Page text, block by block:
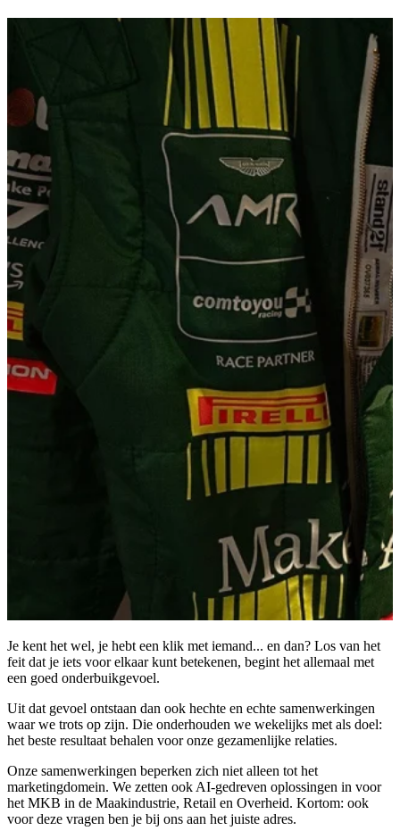
Je kent het wel, je hebt een klik met iemand... en dan? Los van het
feit dat je iets voor elkaar kunt betekenen, begint het allemaal met
een goed onderbuikgevoel.
Uit dat gevoel ontstaan dan ook hechte en echte samenwerkingen
waar we trots op zijn. Die onderhouden we wekelijks met als doel:
het beste resultaat behalen voor onze gezamenlijke relaties.
Onze samenwerkingen beperken zich niet alleen tot het
marketingdomein. We zetten ook AI-gedreven oplossingen in voor
het MKB in de Maakindustrie, Retail en Overheid. Kortom: ook
voor deze vragen ben je bij ons aan het juiste adres.